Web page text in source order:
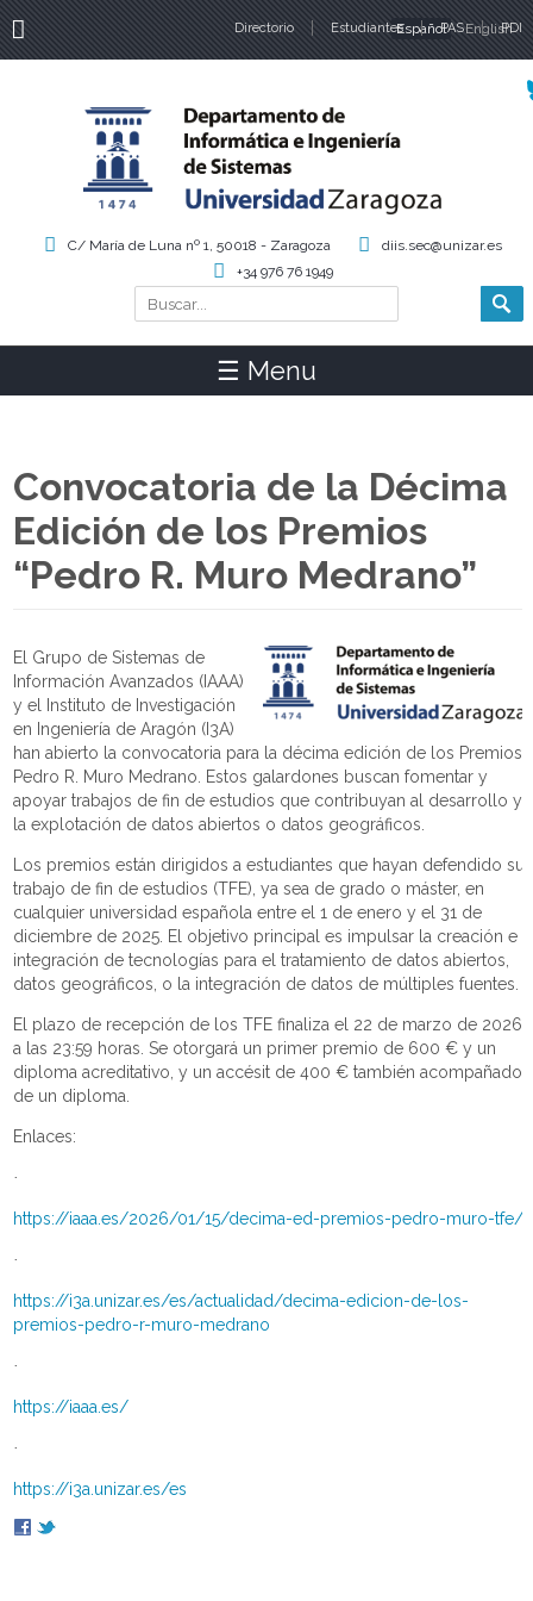
Directorio Estudiantes PAS PDI
Idiomas
Español English
Formulario de búsqueda
Buscar
C/ María de Luna nº 1, 50018 - Zaragoza
diis.sec@unizar.es
+34 976 76 1949
☰ Menu
Convocatoria de la Décima
Edición de los Premios
“Pedro R. Muro Medrano”
El Grupo de Sistemas de
Información Avanzados (IAAA)
y el Instituto de Investigación
en Ingeniería de Aragón (I3A)
han abierto la convocatoria para la décima edición de los Premios
Pedro R. Muro Medrano. Estos galardones buscan fomentar y
apoyar trabajos de fin de estudios que contribuyan al desarrollo y
la explotación de datos abiertos o datos geográficos.
Los premios están dirigidos a estudiantes que hayan defendido su
trabajo de fin de estudios (TFE), ya sea de grado o máster, en
cualquier universidad española entre el 1 de enero y el 31 de
diciembre de 2025. El objetivo principal es impulsar la creación e
integración de tecnologías para el tratamiento de datos abiertos,
datos geográficos, o la integración de datos de múltiples fuentes.
El plazo de recepción de los TFE finaliza el 22 de marzo de 2026
a las 23:59 horas. Se otorgará un primer premio de 600 € y un
diploma acreditativo, y un accésit de 400 € también acompañado
de un diploma.
Enlaces:
·
https://iaaa.es/2026/01/15/decima-ed-premios-pedro-muro-tfe/
·
https://i3a.unizar.es/es/actualidad/decima-edicion-de-los-
premios-pedro-r-muro-medrano
·
https://iaaa.es/
·
https://i3a.unizar.es/es